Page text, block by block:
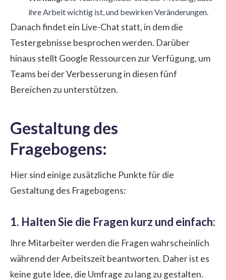
ihre Arbeit wichtig ist, und bewirken Veränderungen.
Danach findet ein Live-Chat statt, in dem die
Testergebnisse besprochen werden. Darüber
hinaus stellt Google Ressourcen zur Verfügung, um
Teams bei der Verbesserung in diesen fünf
Bereichen zu unterstützen.
Gestaltung des
Fragebogens:
Hier sind einige zusätzliche Punkte für die
Gestaltung des Fragebogens:
1. Halten Sie die Fragen kurz und einfach:
Ihre Mitarbeiter werden die Fragen wahrscheinlich
während der Arbeitszeit beantworten. Daher ist es
keine gute Idee, die Umfrage zu lang zu gestalten.